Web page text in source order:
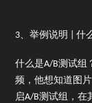
3、举例说明 | 什
什么是A/B测试组
频，他想知道图
启A/B测试组，在